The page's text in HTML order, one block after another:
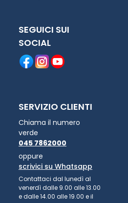
SEGUICI SUI
SOCIAL
SERVIZIO CLIENTI
Chiama il numero
verde
045 7862000
oppure
scrivici su Whatsapp
Contattaci dal lunedì al
venerdì dalle 9.00 alle 13.00
e dalle 14.00 alle 19.00 e il